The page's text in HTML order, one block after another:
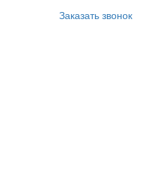
Заказать звонок